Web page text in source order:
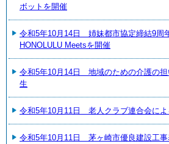
ボットを開催
令和5年10月14日 姉妹都市協定締結9周
HONOLULU Meetsを開催
令和5年10月14日 地域のための介護の担
生
令和5年10月11日 老人クラブ連合会に
令和5年10月11日 茅ヶ崎市優良建設工事